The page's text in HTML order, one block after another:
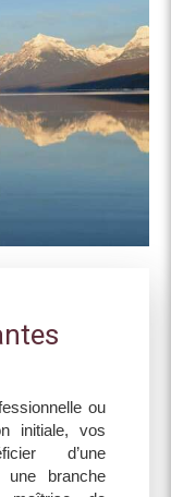
ou
initiale, vos
d’une
branche